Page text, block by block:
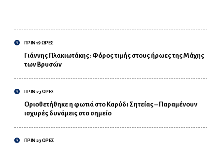
ΠΡΙΝ 19 ΩΡΕΣ
Γιάννης Πλακιωτάκης: Φόρος τιμής στους ήρωες της Μάχης
των Βρυσών
ΠΡΙΝ 23 ΩΡΕΣ
Οριοθετήθηκε η φωτιά στο Καρύδι Σητείας – Παραμένουν
ισχυρές δυνάμεις στο σημείο
ΠΡΙΝ 23 ΩΡΕΣ